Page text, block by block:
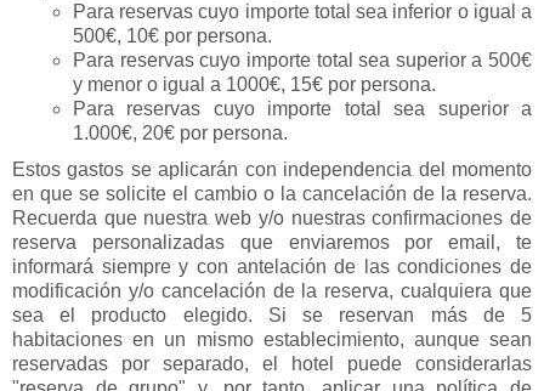
Para reservas cuyo importe total sea inferior o igual a
500€, 10€ por persona.
Para reservas cuyo importe total sea superior a 500€
y menor o igual a 1000€, 15€ por persona.
Para reservas cuyo importe total sea superior a
1.000€, 20€ por persona.
Estos gastos se aplicarán con independencia del momento
en que se solicite el cambio o la cancelación de la reserva.
Recuerda que nuestra web y/o nuestras confirmaciones de
reserva personalizadas que enviaremos por email, te
informará siempre y con antelación de las condiciones de
modificación y/o cancelación de la reserva, cualquiera que
sea el producto elegido. Si se reservan más de 5
habitaciones en un mismo establecimiento, aunque sean
reservadas por separado, el hotel puede considerarlas